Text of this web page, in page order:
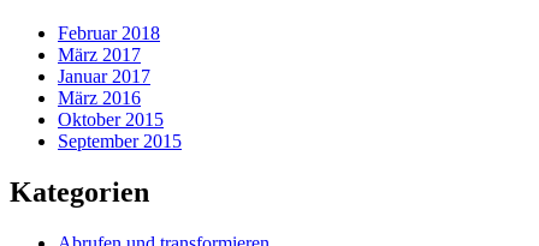
Februar 2018
März 2017
Januar 2017
März 2016
Oktober 2015
September 2015
Kategorien